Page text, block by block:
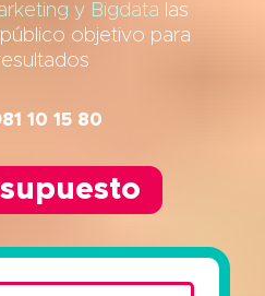
y Bigdata las
objetivo para
10 15 80